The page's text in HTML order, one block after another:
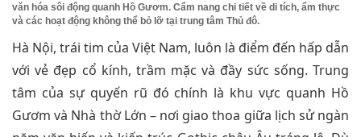
văn hóa sôi động quanh Hồ Gươm. Cẩm nang chi tiết về di tích, ẩm thực
và các hoạt động không thể bỏ lỡ tại trung tâm Thủ đô.
Hà Nội, trái tim của Việt Nam, luôn là điểm đến hấp dẫn
với vẻ đẹp cổ kính, trầm mặc và đầy sức sống. Trung
tâm của sự quyến rũ đó chính là khu vực quanh Hồ
Gươm và Nhà thờ Lớn – nơi giao thoa giữa lịch sử ngàn